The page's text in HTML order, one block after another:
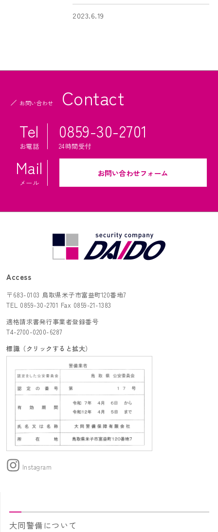
消防設備設計・施工・点検
採用情報
トピックス
2023.6.19
お問い合わせ Contact
Tel
お電話
0859-30-2701
24時間受付
Mail
メール
お問い合わせフォーム
Access
〒683-0103 鳥取県米子市富益町120番地7
TEL 0859-30-2701 Fax 0859-21-1383
適格請求書発行事業者登録番号
T4-2700-0200-6287
標識（クリックすると拡大）
Instagram
大同警備について